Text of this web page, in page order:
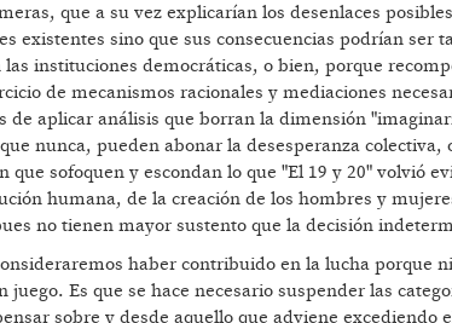
que a su vez explicarían los desenlaces
existentes sino que sus consecuencias podrían ser
instituciones democráticas, o bien, porque
de mecanismos racionales y mediaciones
de aplicar análisis que borran la dimensión
nunca, pueden abonar la desesperanza colectiva,
sofoquen y escondan lo que "El 19 y 20" volvió
humana, de la creación de los hombres y
no tienen mayor sustento que la decisión
haber contribuido en la lucha porque
Es que se hace necesario suspender las
sobre y desde aquello que adviene excediendo